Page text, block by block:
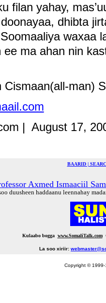
filan yahay,
dhibta
waxaa
ma ahan nin
Cismaan(all-man)
| August 17,
BAARID |
Axmed Ismaaciil
duusheen haddaanu leennahay
Kulaabo bogga www.SomaliTalk.com
La soo xiriir:
Copyright © 1999-